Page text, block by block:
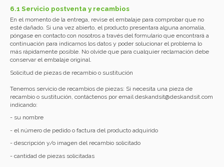
6.1 Servicio postventa y recambios
En el momento de la entrega, revise el embalaje para comprobar que no
esté dañado. Si una vez abierto, el producto presentara alguna anomalía,
póngase en contacto con nosotros a través del formulario que encontrará a
continuación para indicarnos los datos y poder solucionar el problema lo
más rápidamente posible. No olvide que para cualquier reclamación debe
conservar el embalaje original.
Solicitud de piezas de recambio o sustitución
Tenemos servicio de recambios de piezas: Si necesita una pieza de
recambio o sustitución, contáctenos por email deskandsit@deskandsit.com
indicando:
- su nombre
- el número de pedido o factura del producto adquirido
- descripción y/o imagen del recambio solicitado
- cantidad de piezas solicitadas